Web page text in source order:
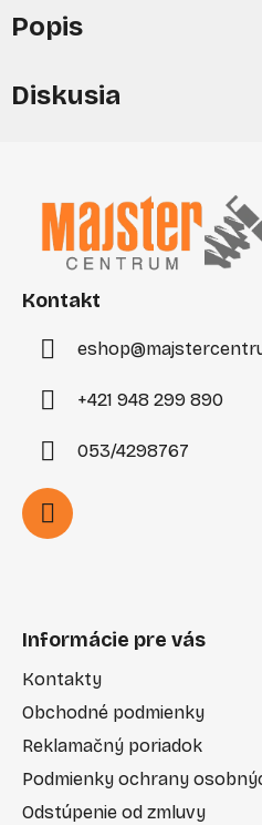
Popis
Diskusia
Kontakt
eshop@
+421 948 299 890
053/4298767
Informácie pre vás
Kontakty
Obchodné podmienky
Reklamačný poriadok
Podmienky ochrany
Odstúpenie od zmluvy